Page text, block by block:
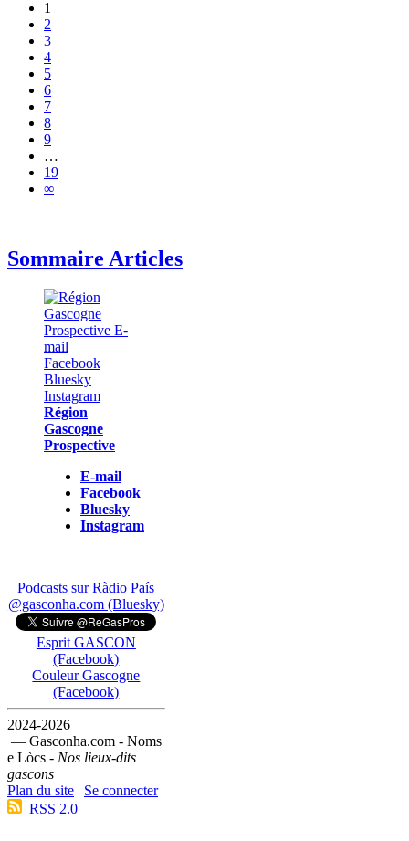
1
2
3
4
5
6
7
8
9
…
19
∞
Sommaire Articles
Région
Gascogne
Prospective
E-mail
Facebook
Bluesky
Instagram
Podcasts sur Ràdio País
@gasconha.com (Bluesky)
Esprit GASCON
(Facebook)
Couleur Gascogne
(Facebook)
2024-2026
— Gasconha.com - Noms
e Lòcs - Nos lieux-dits
gascons
Plan du site | Se connecter|
RSS 2.0